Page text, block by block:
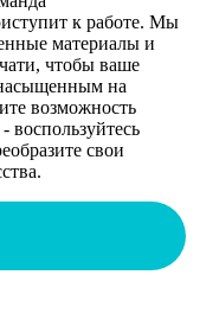
к работе. Мы
материалы и
чтобы ваше
на
возможность
свои